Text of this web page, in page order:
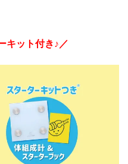
キット付き♪／